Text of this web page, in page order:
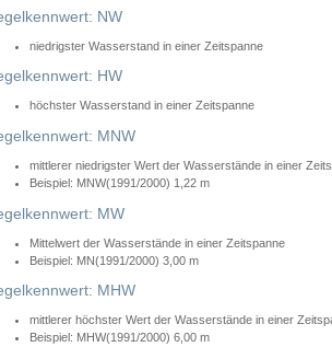
NW
niedrigster Wasserstand in einer Zeitspanne
HW
höchster Wasserstand in einer Zeitspanne
MNW
mittlerer niedrigster Wert der Wasserstände in einer
Beispiel: MNW(1991/2000) 1,22 m
MW
Mittelwert der Wasserstände in einer Zeitspanne
Beispiel: MN(1991/2000) 3,00 m
MHW
mittlerer höchster Wert der Wasserstände in einer
Beispiel: MHW(1991/2000) 6,00 m